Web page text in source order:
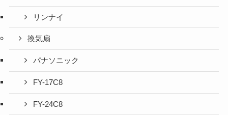
リンナイ
換気扇
パナソニック
FY-17C8
FY-24C8